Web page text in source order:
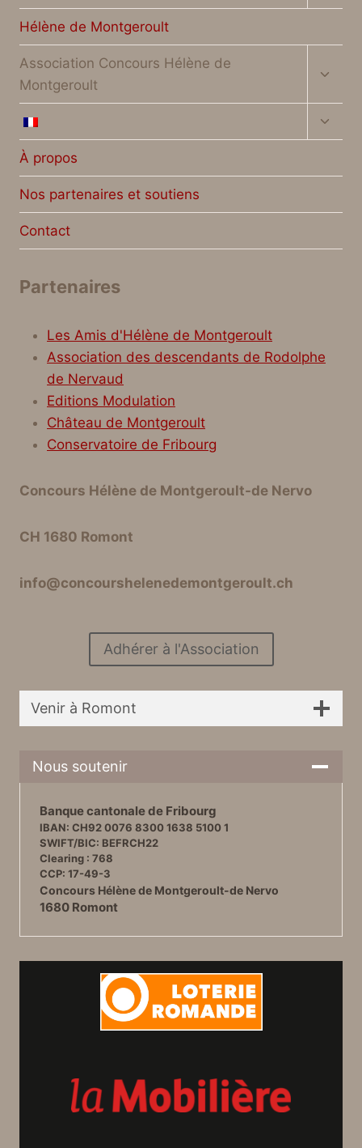
le
Hélène de Montgeroult
Association Concours Hélène de
Montgeroult
le
le
À propos
Nos partenaires et soutiens
Contact
Partenaires
Les Amis d'Hélène de Montgeroult
Association des descendants de Rodolphe
de Nervaud
Editions Modulation
Château de Montgeroult
Conservatoire de Fribourg
Concours Hélène de Montgeroult-de Nervo
CH 1680 Romont
info@concourshelenedemontgeroult.ch
Adhérer à l'Association
Venir à Romont
Nous soutenir
Banque cantonale de Fribourg
IBAN: CH92 0076 8300 1638 5100 1
SWIFT/BIC: BEFRCH22
Clearing : 768
CCP: 17-49-3
Concours Hélène de Montgeroult-de Nervo
1680 Romont